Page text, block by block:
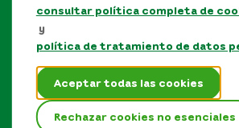
consultar política completa de
y
política de tratamiento de datos
Aceptar todas las cookies
Rechazar cookies no esenciales
Manual de Derechos de Autor y/o
uso sobre los contenidos
Política de protección de datos
Términos y condiciones del sitio
Mapa del sitio